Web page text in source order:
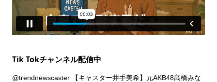
Tik Tokチャンネル配信中
@trendnewscaster【キャスター井手美希】元AKB48高橋みな